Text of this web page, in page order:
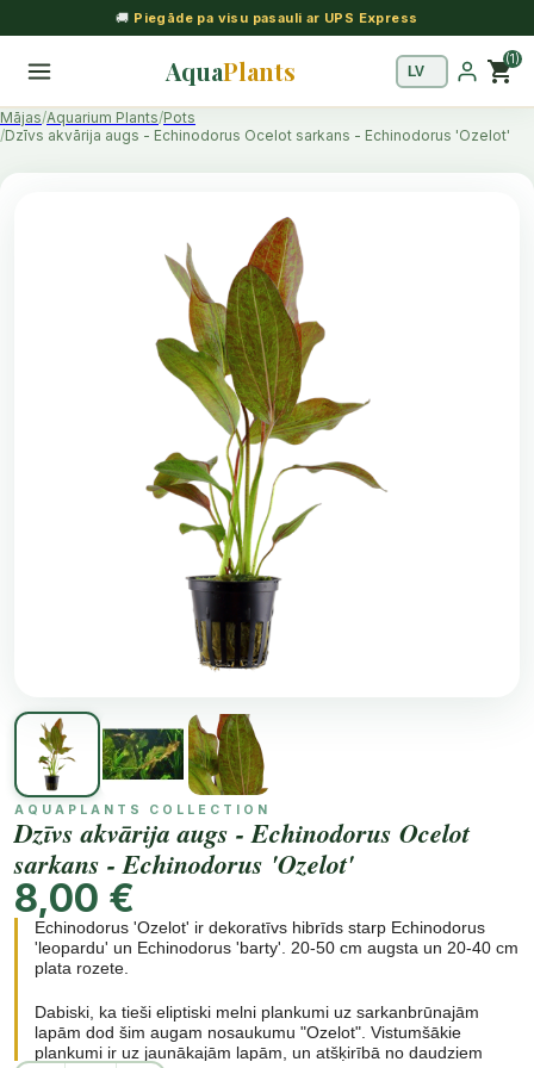
🚚 Piegāde pa visu pasauli ar UPS Express
AquaPlants shopping_cart(1)
Mājas Aquarium Plants Pots
Dzīvs akvārija augs - Echinodorus Ocelot sarkans - Echinodorus 'Ozelot'
AQUAPLANTS COLLECTION
Dzīvs akvārija augs - Echinodorus Ocelot
sarkans - Echinodorus 'Ozelot'
8,00 €
Echinodorus 'Ozelot' ir dekoratīvs hibrīds starp Echinodorus
'leopardu' un Echinodorus 'barty'. 20-50 cm augsta un 20-40 cm
plata rozete.
Dabiski, ka tieši eliptiski melni plankumi uz sarkanbrūnajām
lapām dod šim augam nosaukumu "Ozelot". Vistumšākie
plankumi ir uz jaunākajām lapām, un atšķirībā no daudziem